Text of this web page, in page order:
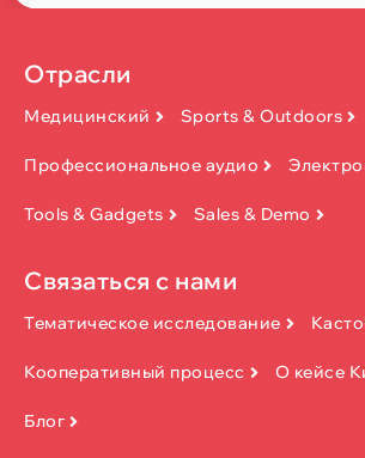
Отрасли
Медицинский Sports & Outdoors
Профессиональное аудио
Tools & Gadgets Sales & Demo
Связаться с нами
Тематическое исследование
Кооперативный процесс О кейсе
Блог